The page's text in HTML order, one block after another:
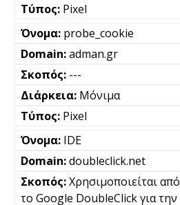
Pixel
probe_cookie
adman.gr
---
Μόνιμα
Pixel
IDE
doubleclick.net
Χρησιμοποιείται από
το Google DoubleClick για την